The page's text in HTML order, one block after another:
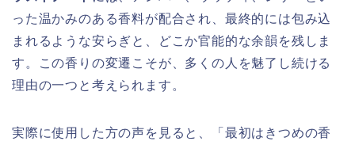
った温かみのある香料が配合され、最終的には包み込
まれるような安らぎと、どこか官能的な余韻を残しま
す。この香りの変遷こそが、多くの人を魅了し続ける
理由の一つと考えられます。
実際に使用した方の声を見ると、「最初はきつめの香